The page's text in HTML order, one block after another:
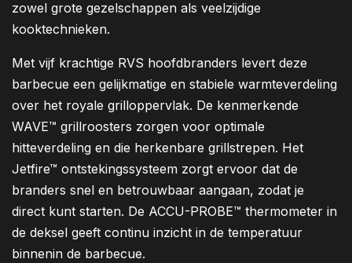
zowel grote gezelschappen als veelzijdige
kooktechnieken.
Met vijf krachtige RVS hoofdbranders levert deze
barbecue een gelijkmatige en stabiele warmteverdeling
over het royale grilloppervlak. De kenmerkende
WAVE™ grillroosters zorgen voor optimale
hitteverdeling en die herkenbare grillstrepen. Het
Jetfire™ ontstekingssysteem zorgt ervoor dat de
branders snel en betrouwbaar aangaan, zodat je
direct kunt starten. De ACCU-PROBE™ thermometer in
de deksel geeft continu inzicht in de temperatuur
binnenin de barbecue.